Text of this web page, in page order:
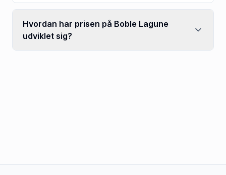
Hvordan har prisen på Boble Lagune
udviklet sig?